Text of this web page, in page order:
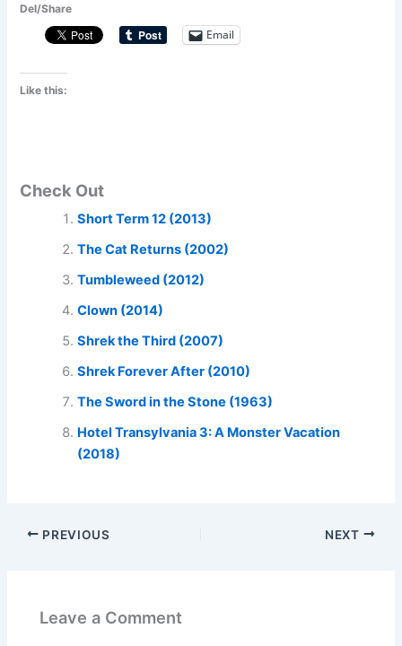
Del/Share
Email
Like this:
Check Out
Short Term 12 (2013)
The Cat Returns (2002)
Tumbleweed (2012)
Clown (2014)
Shrek the Third (2007)
Shrek Forever After (2010)
The Sword in the Stone (1963)
Hotel Transylvania 3: A Monster Vacation
(2018)
PREVIOUS NEXT
Leave a Comment